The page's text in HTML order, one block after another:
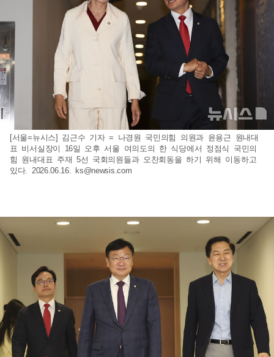
[서울=뉴시스] 김근수 기자 = 나경원 국민의힘 의원과 윤용근 원내대
표 비서실장이 16일 오후 서울 여의도의 한 식당에서 정점식 국민의
힘 원내대표 주재 5선 국회의원들과 오찬회동을 하기 위해 이동하고
있다. 2026.06.16. ks@newsis.com